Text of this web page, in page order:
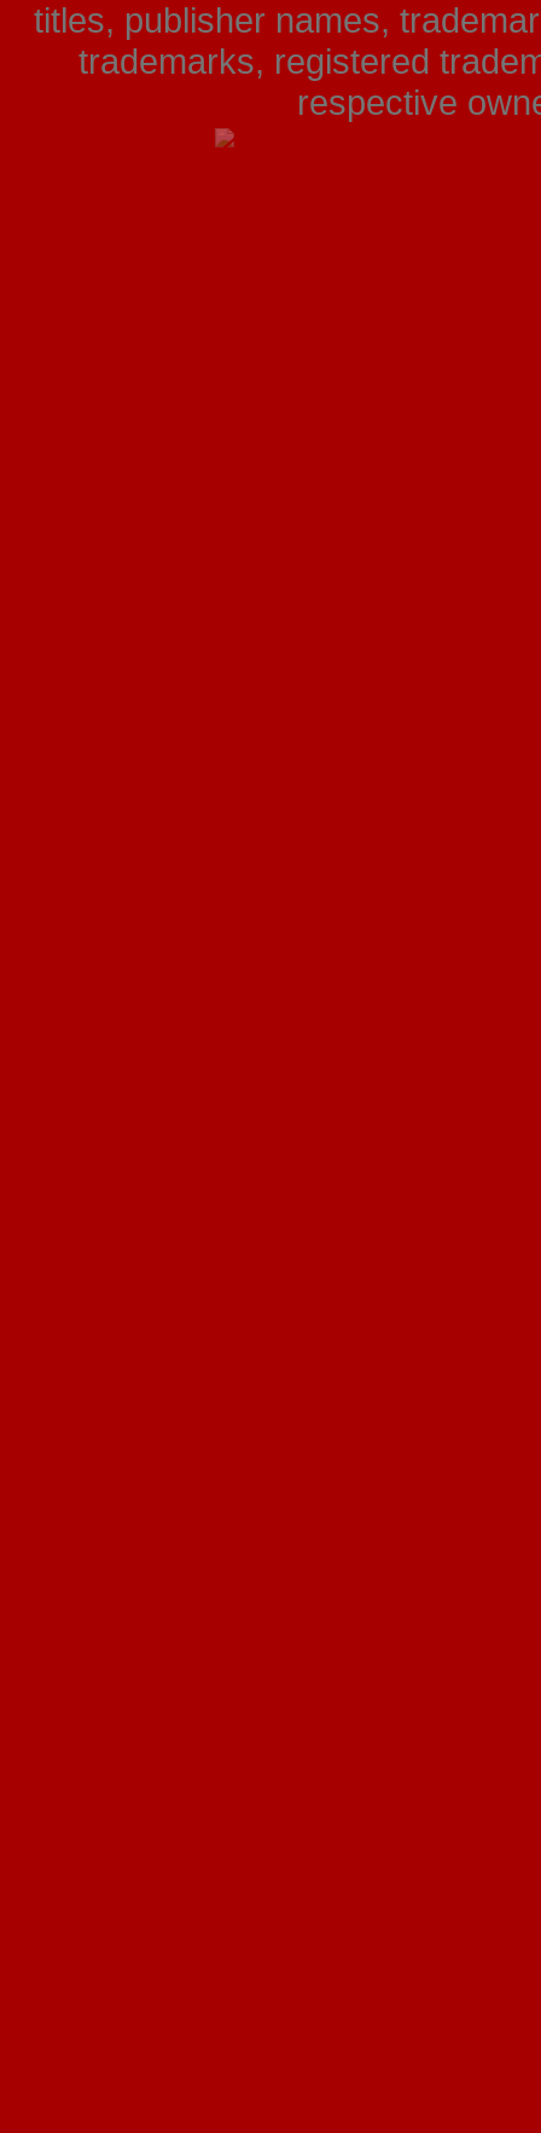
titles, publisher names,
trademarks, registered
respective